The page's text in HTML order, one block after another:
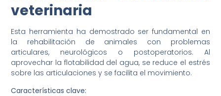
veterinaria
Esta herramienta ha demostrado ser fundamental en
la rehabilitación de animales con problemas
articulares, neurológicos o postoperatorios. Al
aprovechar la flotabilidad del agua, se reduce el estrés
sobre las articulaciones y se facilita el movimiento.
Características clave: